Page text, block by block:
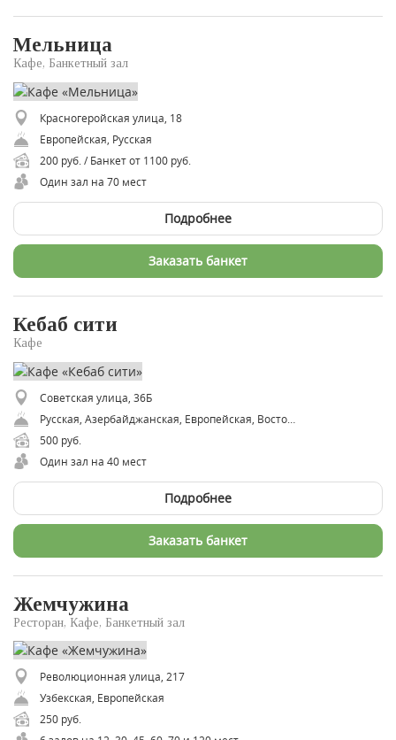
Мельница
Кафе, Банкетный зал
Красногеройская улица, 18
Европейская, Русская
200 руб. / Банкет от 1100 руб.
Один зал на 70 мест
Подробнее
Заказать банкет
Кебаб сити
Кафе
Советская улица, 36Б
500 руб.
Один зал на 40 мест
Подробнее
Заказать банкет
Жемчужина
Ресторан, Кафе, Банкетный зал
Революционная улица, 217
Узбекская, Европейская
250 руб.